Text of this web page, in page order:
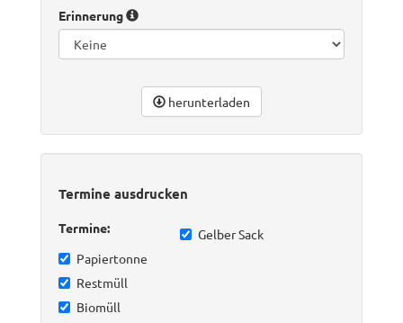
Erinnerung
herunterladen
Termine ausdrucken
Termine:
Gelber Sack
Papiertonne
Restmüll
Biomüll